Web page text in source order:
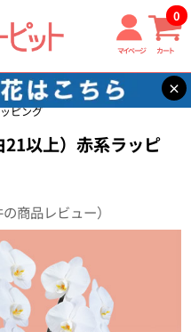
マイページ カート
0
×
【花鉢（胡蝶蘭・洋蘭）】胡
ピング
以上）赤系ラッピ
の商品レビュー）